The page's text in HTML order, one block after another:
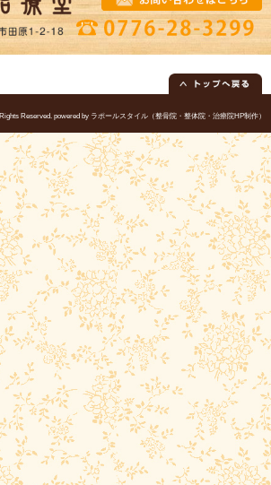
0776-28-3299
水曜・日曜午後・祝日午後 ＧＷ・お
佐竹 琴音